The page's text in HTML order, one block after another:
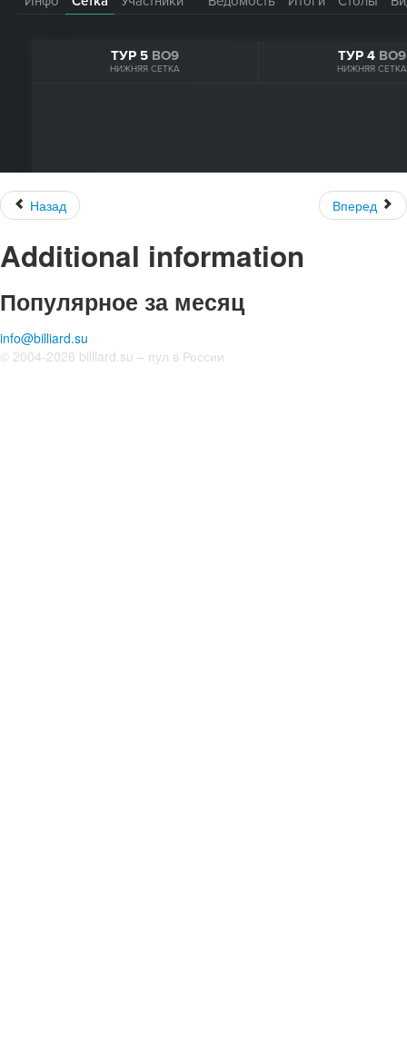
Назад Вперед
Additional information
Популярное за месяц
info@billiard.su
© 2004-2026 billiard.su – пул в России